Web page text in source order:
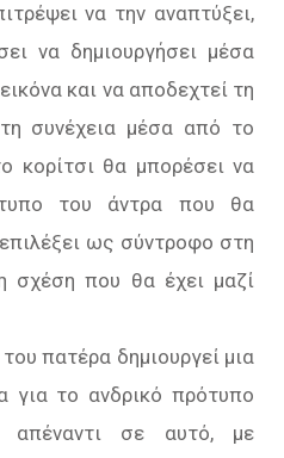
να την αναπτύξει,
να δημιουργήσει μέσα
και να αποδεχτεί τη
συνέχεια μέσα από το
κορίτσι θα μπορέσει να
του άντρα που θα
ως σύντροφο στη
σχέση που θα έχει μαζί
πατέρα δημιουργεί μια
για το ανδρικό πρότυπο
απέναντι σε αυτό, με